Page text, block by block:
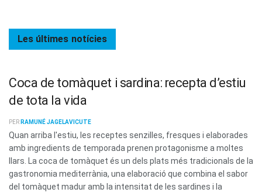
Les últimes notícies
Coca de tomàquet i sardina: recepta d’estiu
de tota la vida
PER RAMUNÉ JAGELAVICUTE
Quan arriba l'estiu, les receptes senzilles, fresques i elaborades
amb ingredients de temporada prenen protagonisme a moltes
llars. La coca de tomàquet és un dels plats més tradicionals de la
gastronomia mediterrània, una elaboració que combina el sabor
del tomàquet madur amb la intensitat de les sardines i la